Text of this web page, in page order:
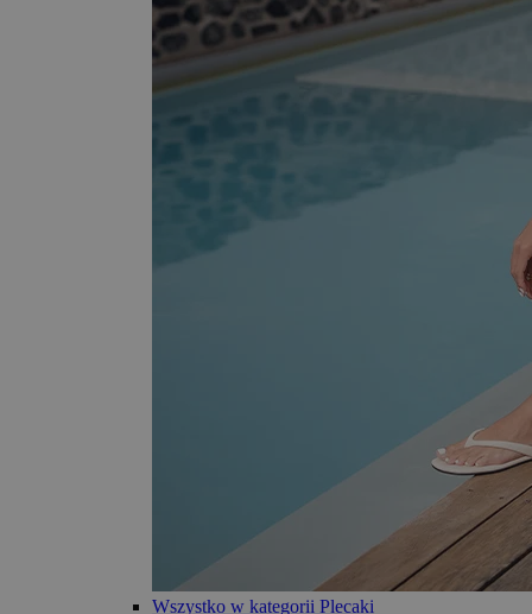
Wszystko w kategorii Plecaki